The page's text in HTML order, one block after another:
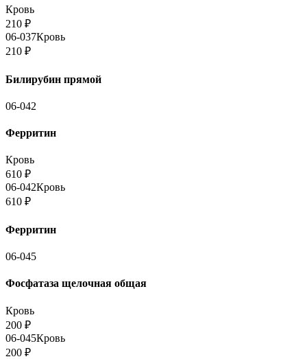
Кровь
210 ₽
06-037Кровь
210 ₽
Билирубин прямой
06-042
Ферритин
Кровь
610 ₽
06-042Кровь
610 ₽
Ферритин
06-045
Фосфатаза щелочная общая
Кровь
200 ₽
06-045Кровь
200 ₽